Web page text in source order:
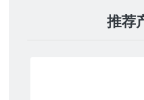
推荐